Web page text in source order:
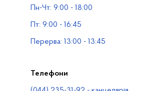
Водогосподарські організації
Пн-Чт: 9:00 - 18:00
Пт: 9:00 - 16:45
Перерва: 13:00 - 13:45
Телефони